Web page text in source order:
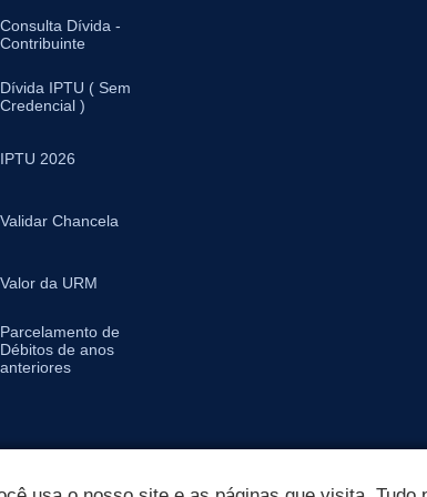
Consulta Dívida -
Contribuinte
Dívida IPTU ( Sem
Credencial )
IPTU 2026
Validar Chancela
Valor da URM
Parcelamento de
Débitos de anos
anteriores